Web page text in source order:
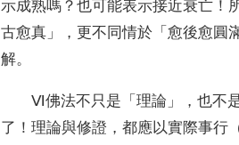
示成熟嗎 ？也可能表示接近衰亡 ！
古愈真 」 ， 更不同情於 「愈後愈圓
解。
Ⅵ佛法不只是 「理論 」，也不
了 ！理論與修證 ，都應以實際事行